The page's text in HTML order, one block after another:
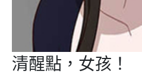
清醒點，女孩！